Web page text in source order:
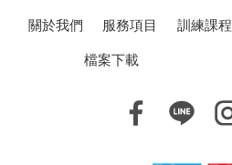
關於我們 服務項目 訓練課程
檔案下載